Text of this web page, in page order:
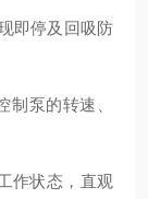
即停及回吸防
制泵的转速、
作状态，直观